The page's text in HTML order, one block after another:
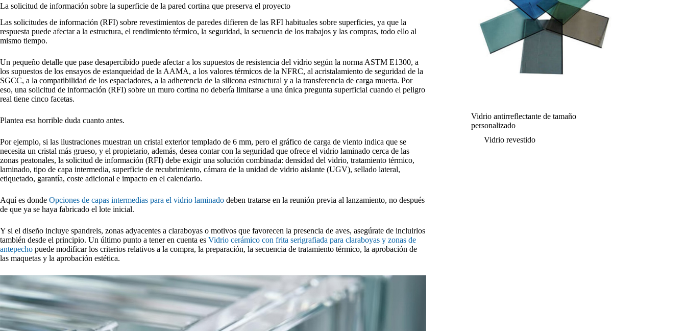
La solicitud de información sobre la superficie de la pared cortina que preserva el proyecto
Las solicitudes de información (RFI) sobre revestimientos de paredes difieren de las RFI habituales sobre superficies, ya que la
respuesta puede afectar a la estructura, el rendimiento térmico, la seguridad, la secuencia de los trabajos y las compras, todo ello al
mismo tiempo.
Un pequeño detalle que pase desapercibido puede afectar a los supuestos de resistencia del vidrio según la norma ASTM E1300, a
los supuestos de los ensayos de estanqueidad de la AAMA, a los valores térmicos de la NFRC, al acristalamiento de seguridad de la
SGCC, a la compatibilidad de los espaciadores, a la adherencia de la silicona estructural y a la transferencia de carga muerta. Por
eso, una solicitud de información (RFI) sobre un muro cortina no debería limitarse a una única pregunta superficial cuando el peligro
real tiene cinco facetas.
Plantea esa horrible duda cuanto antes.
Por ejemplo, si las ilustraciones muestran un cristal exterior templado de 6 mm, pero el gráfico de carga de viento indica que se
necesita un cristal más grueso, y el propietario, además, desea contar con la seguridad que ofrece el vidrio laminado cerca de las
zonas peatonales, la solicitud de información (RFI) debe exigir una solución combinada: densidad del vidrio, tratamiento térmico,
laminado, tipo de capa intermedia, superficie de recubrimiento, cámara de la unidad de vidrio aislante (UGV), sellado lateral,
etiquetado, garantía, coste adicional e impacto en el calendario.
Aquí es donde Opciones de capas intermedias para el vidrio laminado deben tratarse en la reunión previa al lanzamiento, no después
de que ya se haya fabricado el lote inicial.
Y si el diseño incluye spandrels, zonas adyacentes a claraboyas o motivos que favorecen la presencia de aves, asegúrate de incluirlos
también desde el principio. Un último punto a tener en cuenta es Vidrio cerámico con frita serigrafiada para claraboyas y zonas de
antepecho puede modificar los criterios relativos a la compra, la preparación, la secuencia de tratamiento térmico, la aprobación de
las maquetas y la aprobación estética.
Vidrio antirreflectante de tamaño
personalizado
Vidrio revestido